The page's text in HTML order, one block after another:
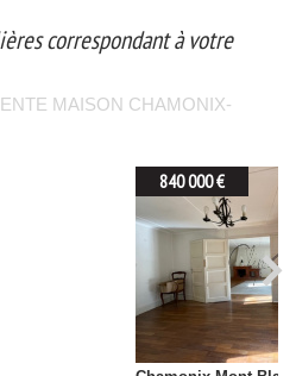
MAISON CHAMONIX-